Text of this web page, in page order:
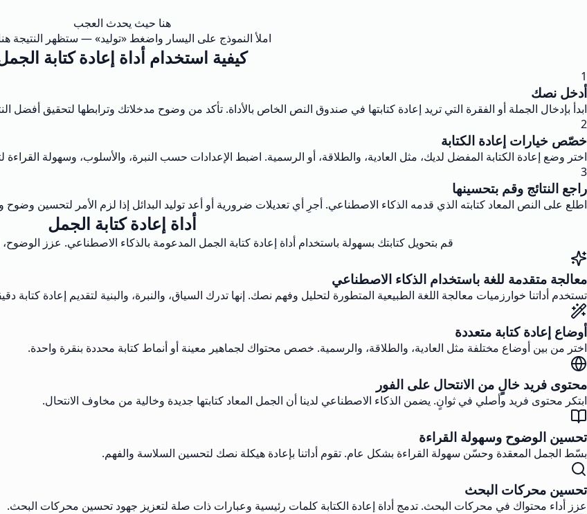
هنا حيث يحدث العجب
املأ النموذج على اليسار واضغط «توليد» — ستظهر النتيجة
كيفية استخدام أداة إعادة كتابة
1
أدخل نصك
ابدأ بإدخال الجملة أو الفقرة التي تريد إعادة كتابتها في صندوق النص الخاص بالأداة. تأكد من وضوح مدخلاتك وترابطها لتحقيق أفضل
2
خصّص خيارات إعادة الكتابة
اختر وضع إعادة الكتابة المفضل لديك، مثل العادية، والطلاقة، أو الرسمية. اضبط الإعدادات حسب النبرة، والأسلوب، وسهولة القراءة
3
راجع النتائج وقم بتحسينها
اطلع على النص المعاد كتابته الذي قدمه الذكاء الاصطناعي. أجرِ أي تعديلات ضرورية أو أعد توليد البدائل إذا لزم الأمر لتحسين وضوح
أداة إعادة كتابة الجمل
قم بتحويل كتابتك بسهولة باستخدام أداة إعادة كتابة الجمل المدعومة بالذكاء الاصطناعي. عزز
معالجة متقدمة للغة باستخدام الذكاء الاصطناعي
تستخدم أداتنا خوارزميات معالجة اللغة الطبيعية المتطورة لتحليل وفهم نصك. إنها تدرك السياق، والنبرة، والبنية لتقديم إعادة كتابة
أوضاع إعادة كتابة متعددة
اختر من بين أوضاع مختلفة مثل العادية، والطلاقة، والرسمية. خصص محتواك لجماهير معينة أو أنماط كتابة محددة بنقرة واحدة.
محتوى فريد خالٍ من الانتحال على الفور
ابتكر محتوى فريد وأصلي في ثوانٍ. يضمن الذكاء الاصطناعي لدينا أن الجمل المعاد كتابتها جديدة وخالية من مخاوف الانتحال.
تحسين الوضوح وسهولة القراءة
بسّط الجمل المعقدة وحسّن سهولة القراءة بشكل عام. تقوم أداتنا بإعادة هيكلة نصك لتحسين السلاسة والفهم.
تحسين محركات البحث
عزز أداء محتواك في محركات البحث. تدمج أداة إعادة الكتابة كلمات رئيسية وعبارات ذات صلة لتعزيز جهود تحسين محركات البحث.